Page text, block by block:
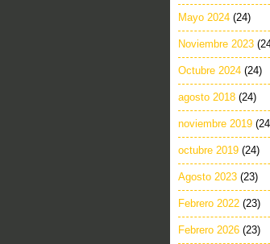
Mayo 2024 (24)
Noviembre 2023
Octubre 2024 (24)
agosto 2018 (24)
noviembre 2019
octubre 2019 (24)
Agosto 2023 (23)
Febrero 2022 (23)
Febrero 2026 (23)